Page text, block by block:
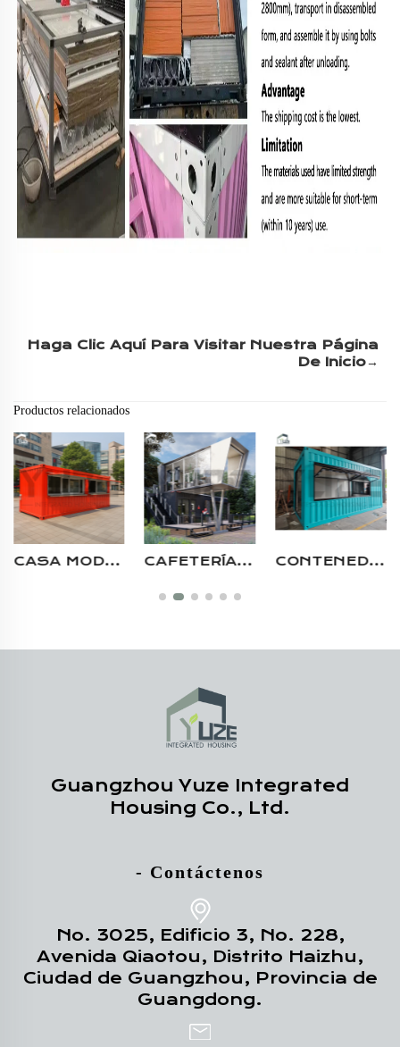
Haga Clic Aquí Para Visitar Nuestra Página
De Inicio→
Productos relacionados
CAFETERÍA RESTAURANTE FUTURISTA DE DOS PLANTAS EN CONTENEDOR PREFABRICADO CON COCINA PARA SINGAPUR CONTENEDOR DE ESTRUCTURA DE ACERO POPULAR Y PERSONALIZABLE, MÓVIL MODULAR PARA TIENDA POP-UP DE ENVÍO CASAS PREFABRICADAS COMERCIALES MODULARES PORTÁTILES KIOSCO DE CAFÉ EN CONTENEDOR CON DISEÑO DE TECHO DE CARPA
Guangzhou Yuze Integrated
Housing Co., Ltd.
- Contáctenos
No. 3025, Edificio 3, No. 228,
Avenida Qiaotou, Distrito Haizhu,
Ciudad de Guangzhou, Provincia de
Guangdong.